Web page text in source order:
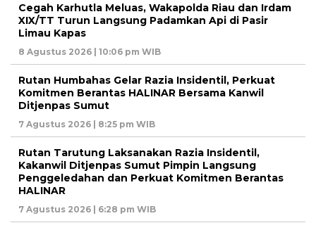
Cegah Karhutla Meluas, Wakapolda Riau dan Irdam
XIX/TT Turun Langsung Padamkan Api di Pasir
Limau Kapas
8 Agustus 2026 | 10:06 pm WIB
Rutan Humbahas Gelar Razia Insidentil, Perkuat
Komitmen Berantas HALINAR Bersama Kanwil
Ditjenpas Sumut
7 Agustus 2026 | 8:25 pm WIB
Rutan Tarutung Laksanakan Razia Insidentil,
Kakanwil Ditjenpas Sumut Pimpin Langsung
Penggeledahan dan Perkuat Komitmen Berantas
HALINAR
7 Agustus 2026 | 6:28 pm WIB